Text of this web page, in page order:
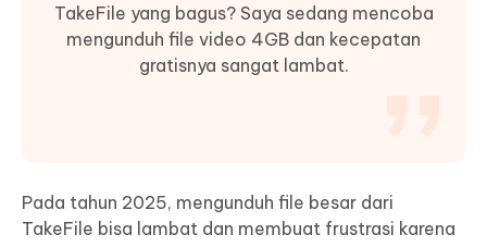
TakeFile yang bagus? Saya sedang mencoba
mengunduh file video 4GB dan kecepatan
gratisnya sangat lambat.
Pada tahun 2025, mengunduh file besar dari
TakeFile bisa lambat dan membuat frustrasi karena